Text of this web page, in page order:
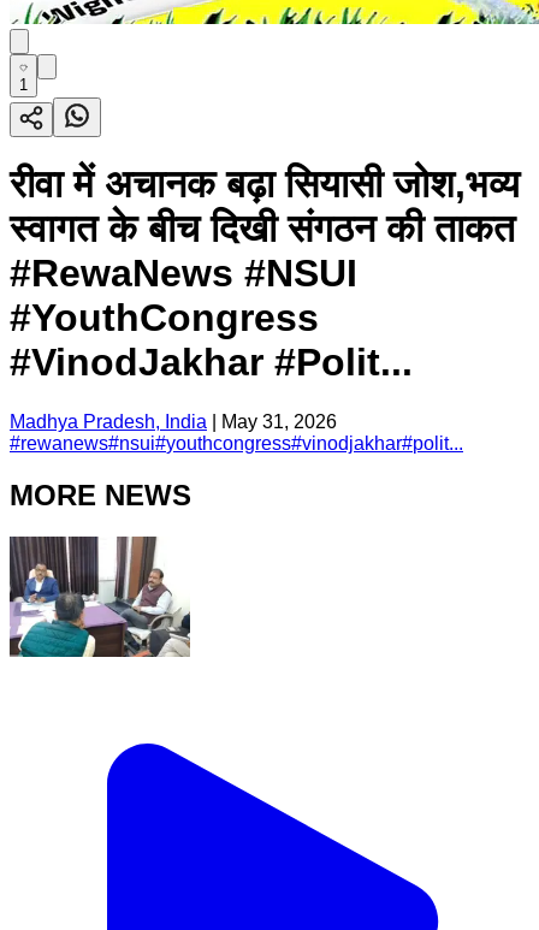
1
रीवा में अचानक बढ़ा सियासी जोश,भव्य
स्वागत के बीच दिखी संगठन की ताकत
#RewaNews #NSUI
#YouthCongress
#VinodJakhar #Polit...
Madhya Pradesh, India
May 31, 2026
#rewanews#nsui#youthcongress#vinodjakhar#polit...
MORE NEWS